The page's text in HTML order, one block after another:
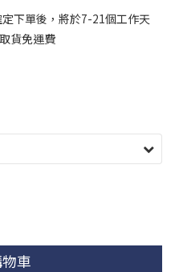
下單後，將於7-21個工作天
貨免運費
車